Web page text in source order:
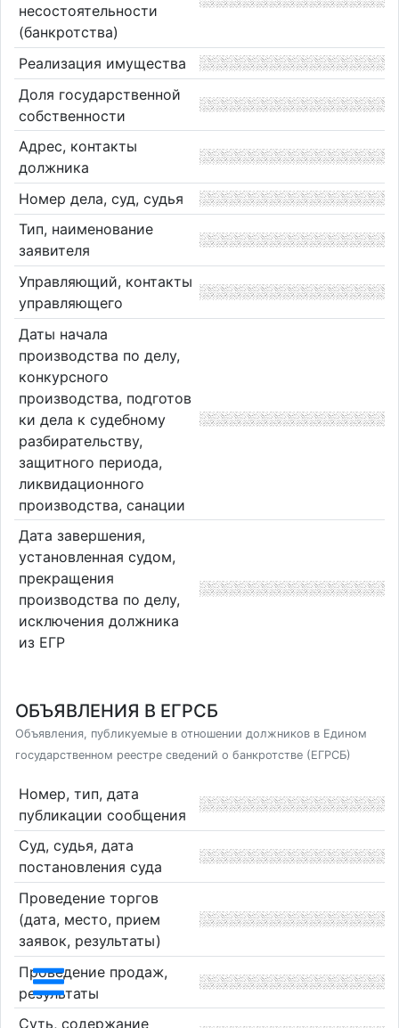
несостоятельности
(банкротства)
Реализация имущества
Доля государственной
собственности
Адрес, контакты
должника
Номер дела, суд, судья
Тип, наименование
заявителя
Управляющий, контакты
управляющего
Даты начала
производства по делу,
конкурсного
производства, подготов
ки дела к судебному
разбирательству,
защитного периода,
ликвидационного
производства, санации
Дата завершения,
установленная судом,
прекращения
производства по делу,
исключения должника
из ЕГР
ОБЪЯВЛЕНИЯ В ЕГРСБ
Объявления, публикуемые в отношении должников в Едином
государственном реестре сведений о банкротстве (ЕГРСБ)
Номер, тип, дата
публикации сообщения
Суд, судья, дата
постановления суда
Проведение торгов
(дата, место, прием
заявок, результаты)
Проведение продаж,
результаты
Суть, содержание